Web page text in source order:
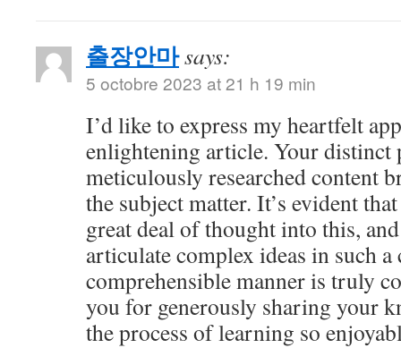
출장안마says:
5 octobre 2023 at 21 h 19 min
I’d like to express my heartfelt
enlightening article. Your distinct
meticulously researched content
the subject matter. It’s evident
great deal of thought into this,
articulate complex ideas in such a
comprehensible manner is truly
you for generously sharing your
the process of learning so